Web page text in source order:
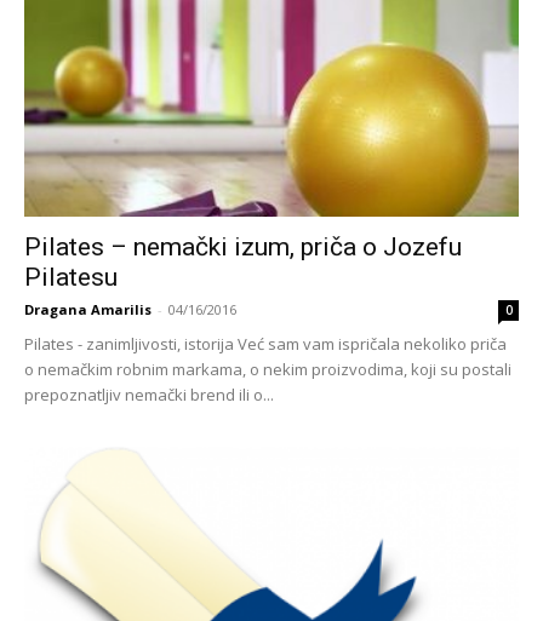
Pilates – nemački izum, priča o Jozefu
Pilatesu
Dragana Amarilis - 04/16/2016 0
Pilates - zanimljivosti, istorija Već sam vam ispričala nekoliko priča
o nemačkim robnim markama, o nekim proizvodima, koji su postali
prepoznatljiv nemački brend ili o...